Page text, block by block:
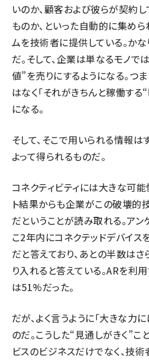
いのか、顧客および彼らが契約
ものか、といった自動的に集め
ムを技術者に提供している。か
だ。そして、企業は単なるモノで
値”を売りにするようになる。つま
はなく「それがきちんと稼働する
になる。
そして、そこで用いられる情報は
よって得られるものだ。
コネクティビティには大きな可
ト結果からも企業がこの破壊的
だということが読み取れる。ア
こ2年内にコネクテッドデバイス
だと答えており、あとの半数は
り入れると答えている。ARを利
は51%だった。
だが、よく言うように「大きな力
のだ。こうした“見通しがきく”こ
ビスのビジネスだけでなく、技